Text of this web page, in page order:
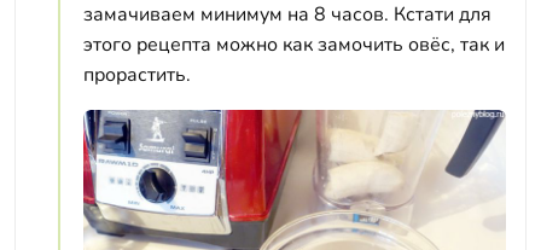
замачиваем минимум на 8 часов. Кстати для
этого рецепта можно как замочить овёс, так и
прорастить.